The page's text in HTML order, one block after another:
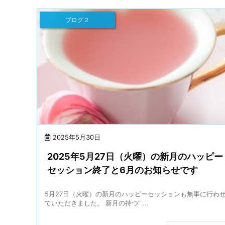
2025年5月30日
ブログ２
2025年5月27日（火曜）の新月のハッピー
セッション終了と6月のお知らせです
5月27日（火曜）の新月のハッピーセッションも無事に行わ
ていただきました。 新月の持つ“ ...